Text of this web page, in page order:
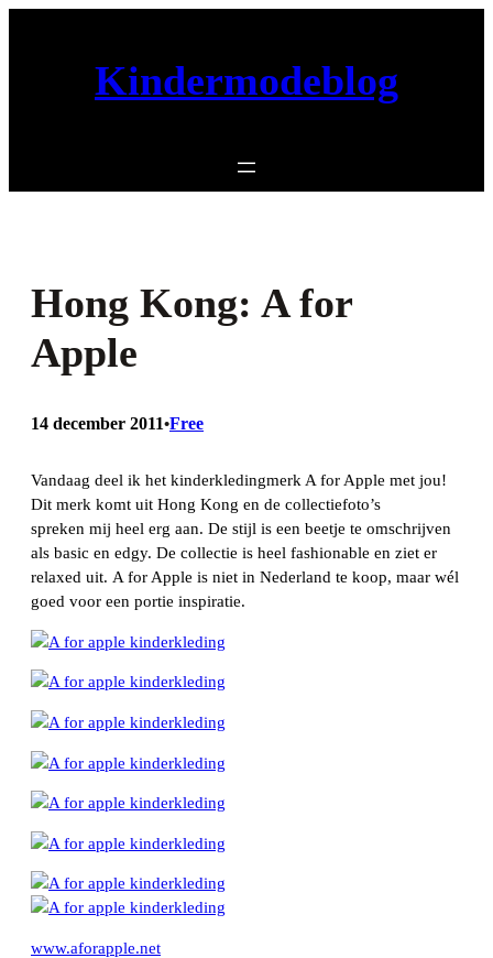
Kindermodeblog
Hong Kong: A for
Apple
14 december 2011•Free
Vandaag deel ik het kinderkledingmerk A for Apple met jou!
Dit merk komt uit Hong Kong en de collectiefoto’s
spreken mij heel erg aan. De stijl is een beetje te omschrijven
als basic en edgy. De collectie is heel fashionable en ziet er
relaxed uit. A for Apple is niet in Nederland te koop, maar wél
goed voor een portie inspiratie.
www.aforapple.net